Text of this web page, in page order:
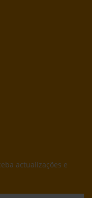
actualizações e